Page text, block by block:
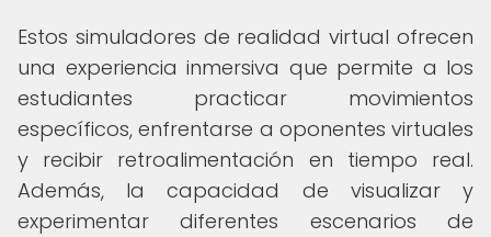
Estos simuladores de realidad virtual ofrecen
una experiencia inmersiva que permite a los
estudiantes practicar movimientos
específicos, enfrentarse a oponentes virtuales
y recibir retroalimentación en tiempo real.
Además, la capacidad de visualizar y
experimentar diferentes escenarios de